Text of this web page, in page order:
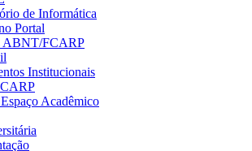
de Informática
Portal
ABNT/FCARP
Institucionais
Acadêmico